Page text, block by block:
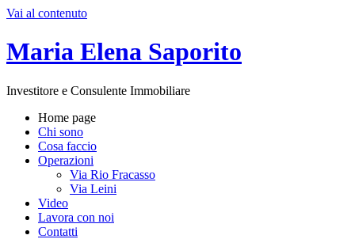
Vai al contenuto
Maria Elena Saporito
Investitore e Consulente Immobiliare
Home page
Chi sono
Cosa faccio
Operazioni
Via Rio Fracasso
Via Leini
Video
Lavora con noi
Contatti